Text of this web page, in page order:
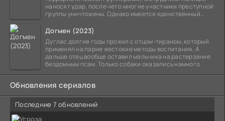
наносят удар, после чего многие участники преступной
группы уничтожены. Однако имеется единственный
Догмен (2023)
Дуглас долгие годы прожил с отцом-тираном, который
применял на парне жестокие методы воспитания. А
дальше отец вообще оставил мальчика на растерзание
бездомным псам. Только собаки оказались намного
Обновления сериалов
Последние 7 обновлений